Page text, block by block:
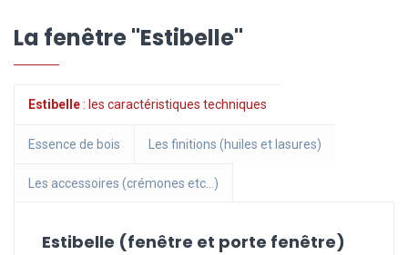
La fenêtre "Estibelle"
Estibelle: les caractéristiques techniques
Essence de bois Les finitions (huiles et lasures)
Les accessoires (crémones etc...)
Estibelle (fenêtre et porte fenêtre)